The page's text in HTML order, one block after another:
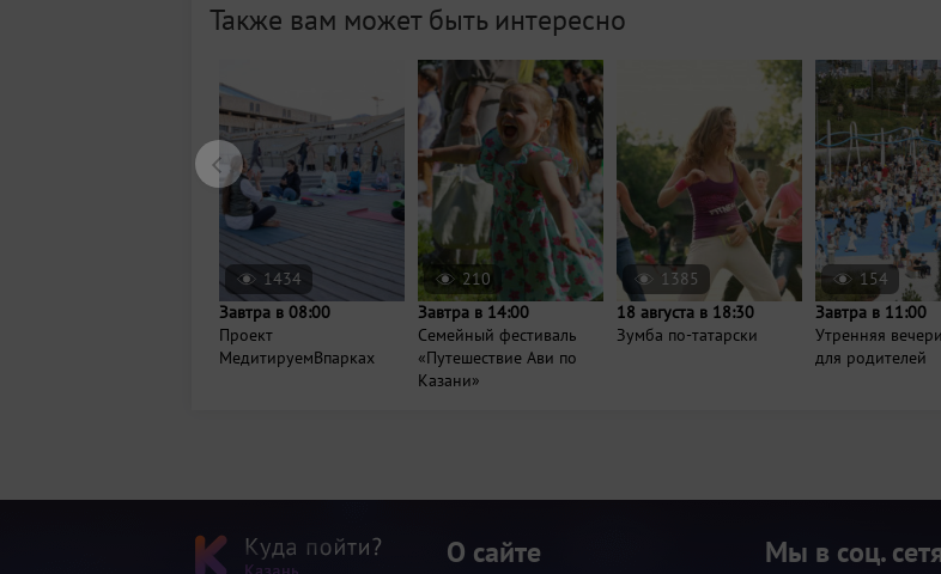
Также вам может быть интересно
1434
Завтра в 08:00
Проект
МедитируемВпарках
210
Завтра в 14:00
Семейный фестиваль
«Путешествие Ави по
Казани»
1385
18 августа в 18:30
Зумба по-татарски
154
Завтра в 11:00
Утренняя
для родителей
О сайте Мы в соц.